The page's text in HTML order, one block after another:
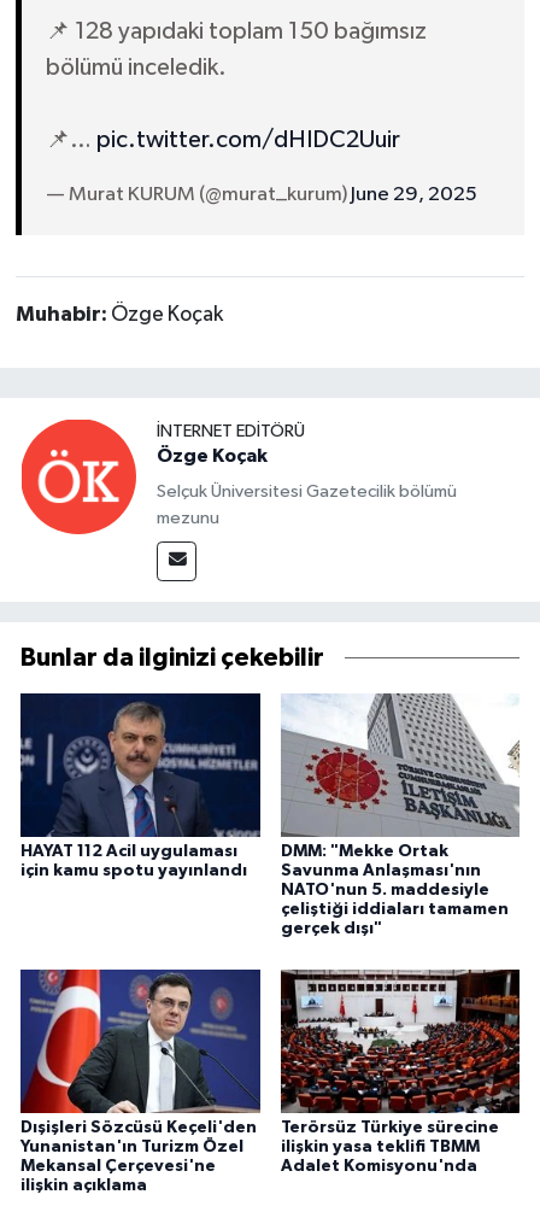
📌 128 yapıdaki toplam 150 bağımsız
bölümü inceledik.
📌… pic.twitter.com/dHIDC2Uuir
— Murat KURUM (@murat_kurum) June 29, 2025
Muhabir: Özge Koçak
İNTERNET EDITÖRÜ
Özge Koçak
Selçuk Üniversitesi Gazetecilik bölümü
mezunu
Bunlar da ilginizi çekebilir
HAYAT 112 Acil uygulaması
için kamu spotu yayınlandı
DMM: "Mekke Ortak
Savunma Anlaşması'nın
NATO'nun 5. maddesiyle
çeliştiği iddiaları tamamen
gerçek dışı"
Dışişleri Sözcüsü Keçeli'den
Yunanistan'ın Turizm Özel
Mekansal Çerçevesi'ne
ilişkin açıklama
Terörsüz Türkiye sürecine
ilişkin yasa teklifi TBMM
Adalet Komisyonu'nda